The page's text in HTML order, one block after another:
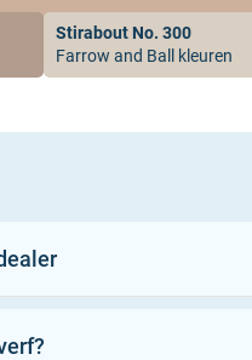
Stirabout No. 300
Farrow and Ball kleuren